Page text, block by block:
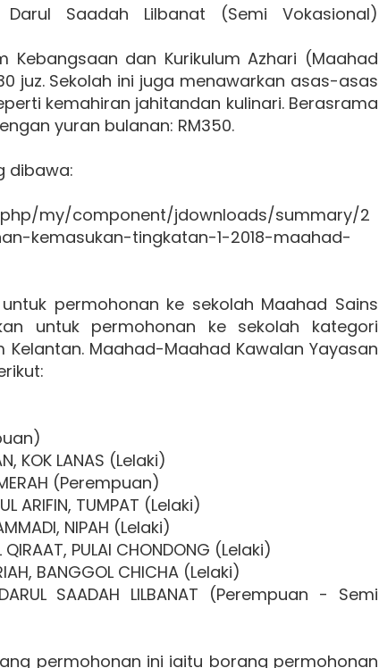
Saadah Lilbanat (Semi Vokasional)
Kebangsaan dan Kurikulum Azhari (Maahad
juz. Sekolah ini juga menawarkan asas-asas
kemahiran jahitandan kulinari. Berasrama
yuran bulanan: RM350.
dibawa:
my/component/jdownloads/summary/2
kemasukan-tingkatan-1-2018-maahad-
permohonan ke sekolah Maahad Sains
untuk permohonan ke sekolah kategori
Kelantan. Maahad-Maahad Kawalan Yayasan
KOK LANAS (Lelaki)
(Perempuan)
ARIFIN, TUMPAT (Lelaki)
NIPAH (Lelaki)
PULAI CHONDONG (Lelaki)
BANGGOL CHICHA (Lelaki)
SAADAH LILBANAT (Perempuan - Semi
permohonan ini iaitu borang permohonan